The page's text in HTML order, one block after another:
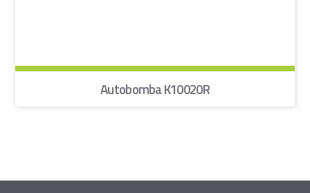
Autobomba K10020R